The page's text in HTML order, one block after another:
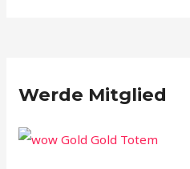
???
Werde Mitglied